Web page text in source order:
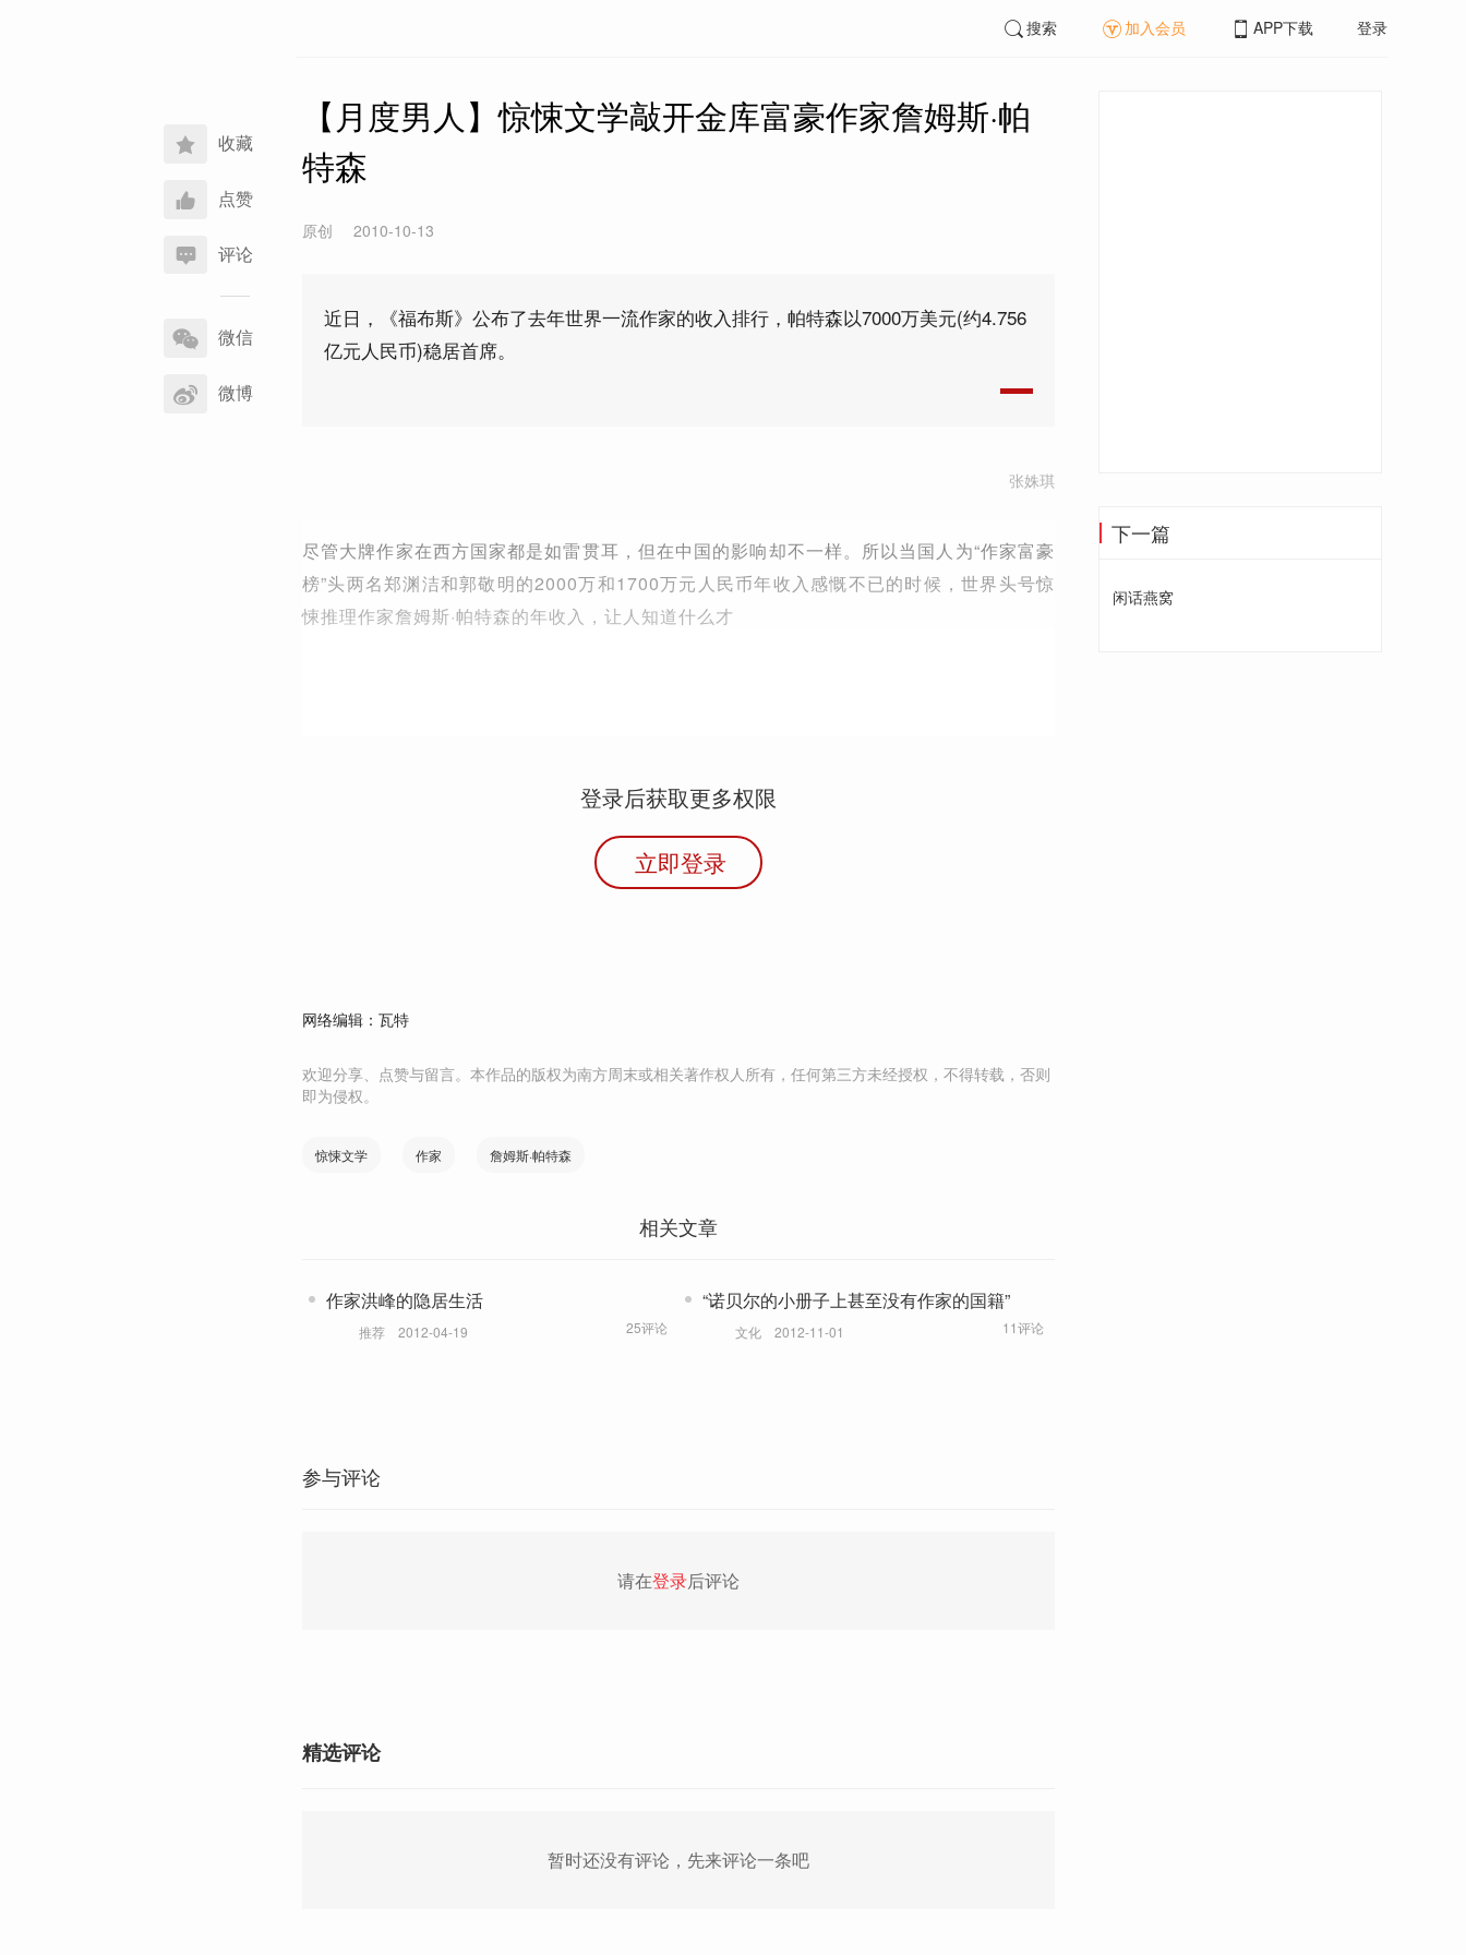
收藏
点赞
评论
享
到
微信
微博
搜索 加入会员 APP下载 登录
【月度男人】惊悚文学敲开金库富豪作家詹姆斯·帕
特森
原创 2010-10-13
近日，《福布斯》公布了去年世界一流作家的收入排行，帕特森以7000万美元(约4.756
亿元人民币)稳居首席。
张姝琪
尽管大牌作家在西方国家都是如雷贯耳，但在中国的影响却不一样。所以当国人为“作家富豪
榜”头两名郑渊洁和郭敬明的2000万和1700万元人民币年收入感慨不已的时候，世界头号惊
悚推理作家詹姆斯·帕特森的年收入，让人知道什么才
登录后获取更多权限
立即登录
网络编辑：瓦特
欢迎分享、点赞与留言。本作品的版权为南方周末或相关著作权人所有，任何第三方未经授权，不得转载，否则
即为侵权。
惊悚文学 作家 詹姆斯·帕特森
相关文章
作家洪峰的隐居生活
推荐 2012-04-19 25评论
“诺贝尔的小册子上甚至没有作家的国籍”
文化 2012-11-01 11评论
参与评论
请在登录后评论
精选评论
暂时还没有评论，先来评论一条吧
下一篇
闲话燕窝